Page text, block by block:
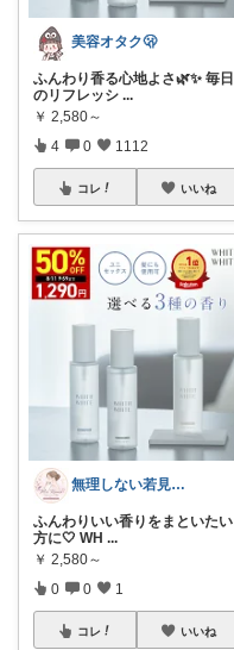
美容オタク🫢
ふんわり香る心地よさ🌿✨ 毎日
のリフレッシ ...
￥ 2,580～
4 0 1112
コレ いいね
無理しない若見えケア✨️
ふんわりいい香りをまといたい
方に🤍 WH ...
￥ 2,580～
0 0 1
コレ いいね